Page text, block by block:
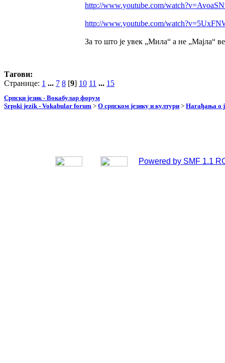
http://www.youtube.com/
http://www.youtube.com/
За то што је увек „Мила“ а не „Мајла“
Тагови:
Странице: 1 ... 7 8 [9] 10 11 ... 15
Српски језик - Вокабулар форум
Srpski jezik - Vokabular forum > О српском језику и култури > Нагађања о
Powered by SMF 1.1